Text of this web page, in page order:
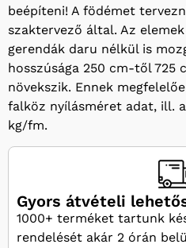
beépíteni! A födémet
szaktervező által. Az
gerendák daru nélkül is
hosszúsága 250 cm-től 725
növekszik. Ennek
falköz nyílásméret adat, ill.
kg/fm.
Gyors átvételi
1000+ terméket tartunk
rendelését akár 2 órán